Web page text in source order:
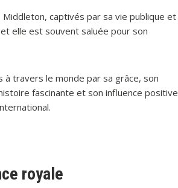
captivés par sa vie publique et
elle est souvent saluée pour son
à travers le monde par sa grâce, son
fascinante et son influence positive
royale